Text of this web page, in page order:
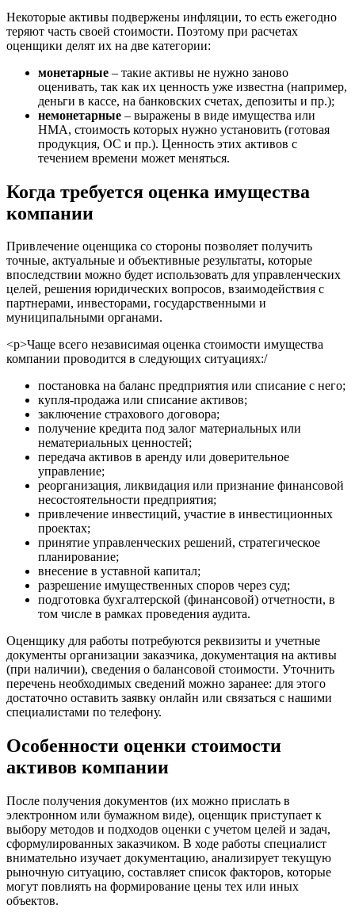
Некоторые активы подвержены инфляции, то есть ежегодно
теряют часть своей стоимости. Поэтому при расчетах
оценщики делят их на две категории:
монетарные – такие активы не нужно заново
оценивать, так как их ценность уже известна (например,
деньги в кассе, на банковских счетах, депозиты и пр.);
немонетарные – выражены в виде имущества или
НМА, стоимость которых нужно установить (готовая
продукция, ОС и пр.). Ценность этих активов с
течением времени может меняться.
Когда требуется оценка имущества
компании
Привлечение оценщика со стороны позволяет получить
точные, актуальные и объективные результаты, которые
впоследствии можно будет использовать для управленческих
целей, решения юридических вопросов, взаимодействия с
партнерами, инвесторами, государственными и
муниципальными органами.
<р>Чаще всего независимая оценка стоимости имущества
компании проводится в следующих ситуациях:/
постановка на баланс предприятия или списание с него;
купля-продажа или списание активов;
заключение страхового договора;
получение кредита под залог материальных или
нематериальных ценностей;
передача активов в аренду или доверительное
управление;
реорганизация, ликвидация или признание финансовой
несостоятельности предприятия;
привлечение инвестиций, участие в инвестиционных
проектах;
принятие управленческих решений, стратегическое
планирование;
внесение в уставной капитал;
разрешение имущественных споров через суд;
подготовка бухгалтерской (финансовой) отчетности, в
том числе в рамках проведения аудита.
Оценщику для работы потребуются реквизиты и учетные
документы организации заказчика, документация на активы
(при наличии), сведения о балансовой стоимости. Уточнить
перечень необходимых сведений можно заранее: для этого
достаточно оставить заявку онлайн или связаться с нашими
специалистами по телефону.
Особенности оценки стоимости
активов компании
После получения документов (их можно прислать в
электронном или бумажном виде), оценщик приступает к
выбору методов и подходов оценки с учетом целей и задач,
сформулированных заказчиком. В ходе работы специалист
внимательно изучает документацию, анализирует текущую
рыночную ситуацию, составляет список факторов, которые
могут повлиять на формирование цены тех или иных
объектов.
Валуйки
Великие Луки
Великий Устюг
Верещагино
Верхний Уфалей
Верхняя Пышма
Видное
Владимир
Волгоград
Волгодонск
Волжск
Волжский
Волоколамск
Волхов
Вольск
Воркута
Воронеж
Воскресенск
Воткинск
Всеволожск
Выборг
Вязники
Вязьма
Вятские Поляны
Геленджик
Георгиевск
Глазов
Горно-Алтайск
Городец
Грозный
Губаха
Губкинский
Гуково
Гулькевичи
Гусев
Гусь-Хрустальный
Дедовск